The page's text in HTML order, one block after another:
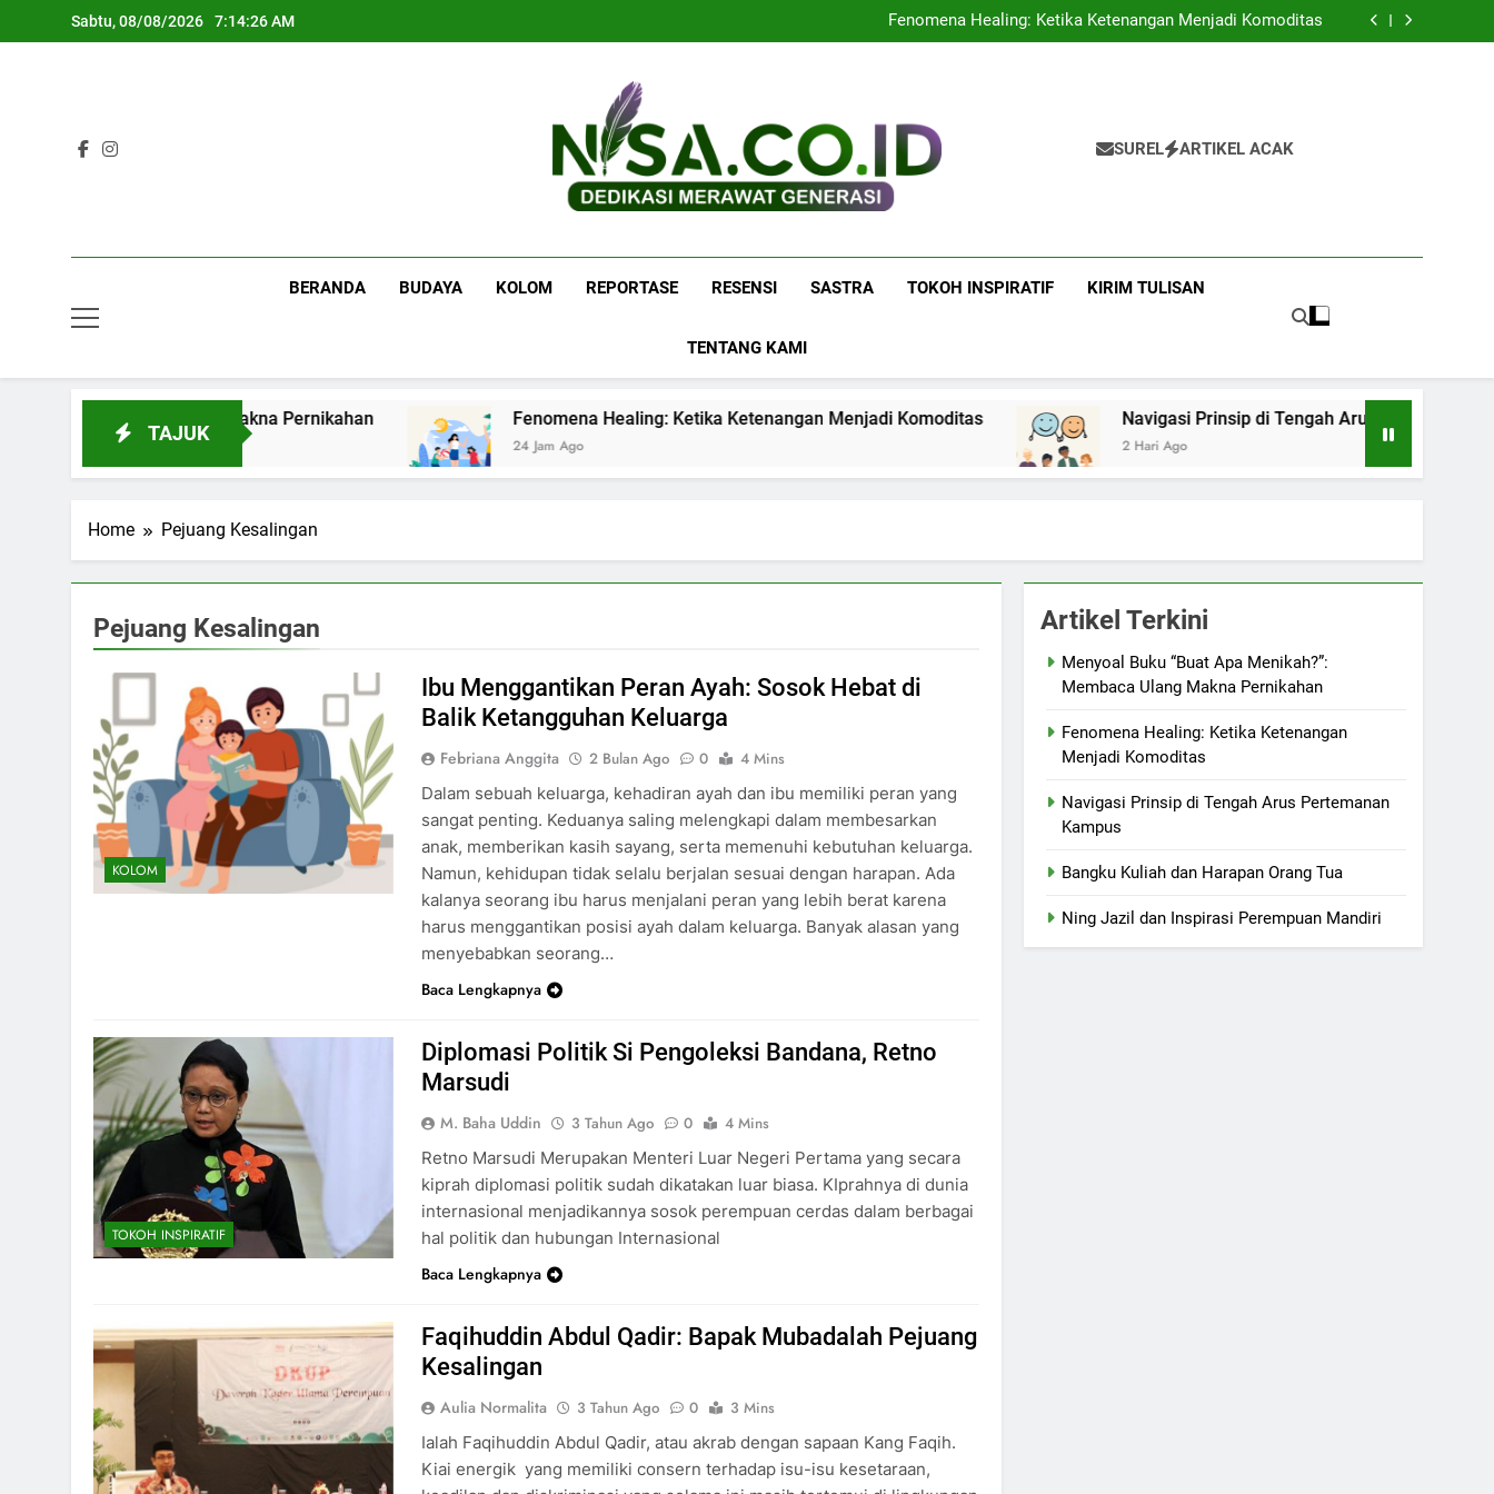
to
Sabtu, 08/08/2026 7:14:27 AM
Fenomena Healing: Ketika Ketenangan Menjadi Komoditas
Navigasi Prinsip di Tengah Arus Pertemanan Kampus
Bangku Kuliah dan Harapan Orang Tua
Nisa.co.id
SUREL ARTIKEL ACAK
BERANDA BUDAYA KOLOM REPORTASE RESENSI SASTRA TOKOH INSPIRATIF KIRIM TULISAN
TENTANG KAMI
TAJUK
Membaca Ulang Makna Pernikahan Fenomena Healing: Ketika Ketenangan Menjadi Komoditas
24 Jam Ago
Navigasi Prinsip di Tengah Arus Pertemanan
2 Hari Ago
Home Pejuang Kesalingan
Pejuang Kesalingan
KOLOM
Ibu Menggantikan Peran Ayah: Sosok Hebat di
Balik Ketangguhan Keluarga
Febriana Anggita 2 Bulan Ago 0
4 Mins
Dalam sebuah keluarga, kehadiran ayah dan ibu memiliki peran yang
sangat penting. Keduanya saling melengkapi dalam membesarkan
anak, memberikan kasih sayang, serta memenuhi kebutuhan keluarga.
Namun, kehidupan tidak selalu berjalan sesuai dengan harapan. Ada
kalanya seorang ibu harus menjalani peran yang lebih berat karena
harus menggantikan posisi ayah dalam keluarga. Banyak alasan yang
menyebabkan seorang…
Baca Lengkapnya
TOKOH INSPIRATIF
Diplomasi Politik Si Pengoleksi Bandana, Retno
Marsudi
M. Baha Uddin 3 Tahun Ago 0
4 Mins
Retno Marsudi Merupakan Menteri Luar Negeri Pertama yang secara
kiprah diplomasi politik sudah dikatakan luar biasa. KIprahnya di dunia
internasional menjadikannya sosok perempuan cerdas dalam berbagai
hal politik dan hubungan Internasional
Baca Lengkapnya
Faqihuddin Abdul Qadir: Bapak Mubadalah Pejuang
Kesalingan
Aulia Normalita 3 Tahun Ago 0
3 Mins
Ialah Faqihuddin Abdul Qadir, atau akrab dengan sapaan Kang Faqih.
Kiai energik yang memiliki consern terhadap isu-isu kesetaraan,
Artikel Terkini
Menyoal Buku “Buat Apa Menikah?”:
Membaca Ulang Makna Pernikahan
Fenomena Healing: Ketika Ketenangan
Menjadi Komoditas
Navigasi Prinsip di Tengah Arus Pertemanan
Kampus
Bangku Kuliah dan Harapan Orang Tua
Ning Jazil dan Inspirasi Perempuan Mandiri